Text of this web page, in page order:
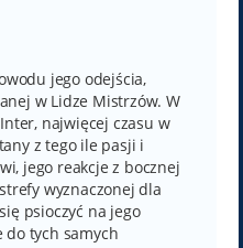
jego odejścia,
w Lidze Mistrzów. W
najwięcej czasu w
z tego ile pasji i
jego reakcje z bocznej
wyznaczonej dla
psioczyć na jego
do tych samych